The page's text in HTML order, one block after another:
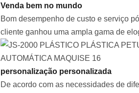
Venda bem no mundo
Bom desempenho de custo e serviço
cliente ganhou uma ampla gama de
personalização personalizada
De acordo com as necessidades de